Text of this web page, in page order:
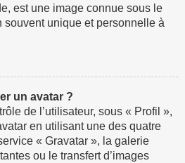
est une image connue sous le
souvent unique et personnelle à
un avatar ?
de l’utilisateur, sous « Profil »,
en utilisant une des quatre
« Gravatar », la galerie
ou le transfert d’images